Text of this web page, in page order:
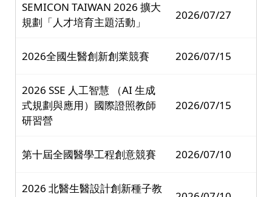
SEMICON TAIWAN 2026 擴大
規劃「人才培育主題活動」
2026/07/27
2026全國生醫創新創業競賽 2026/07/15
2026 SSE 人工智慧 （AI 生成
式規劃與應用）國際證照教師
研習營
2026/07/15
第十屆全國醫學工程創意競賽 2026/07/10
2026 北醫生醫設計創新種子教